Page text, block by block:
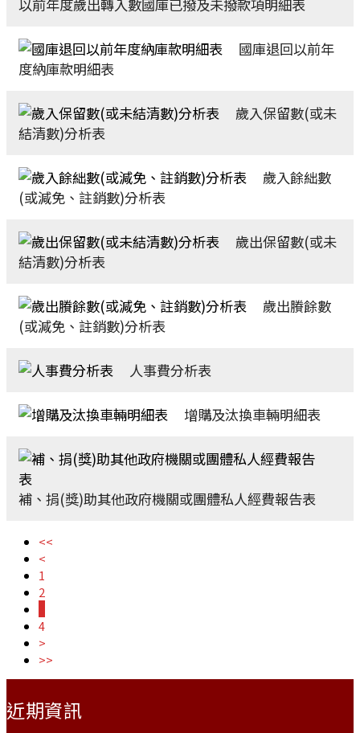
以前年度歲出轉入數國庫已撥及未撥款項明細表
國庫退回以前年
度納庫款明細表
歲入保留數(或未
結清數)分析表
歲入餘絀數
(或減免、註銷數)分析表
歲出保留數(或未
結清數)分析表
歲出賸餘數
(或減免、註銷數)分析表
人事費分析表
增購及汰換車輛明細表
補、捐(獎)助其他政府機關或團體私人經費報告表
<<
<
1
2
4
>
>>
近期資訊